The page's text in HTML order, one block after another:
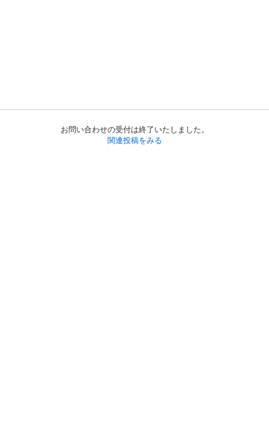
お問い合わせの受付は終了いたしました。
関連投稿をみる